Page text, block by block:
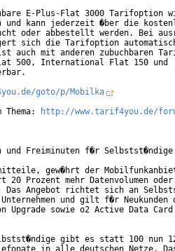
E-Plus-Flat 3000 Tarifoption
und kann jederzeit �ber die
oder abbestellt werden. Bei
sich die Tarifoption
auch mit anderen zubuchbaren
500, International Flat 150 und
goto/p/Mobilka
http://www.tarif4you.de/
und Freiminuten f�r Selbstst�ndige
gew�hrt der
20 Prozent mehr Datenvolumen
Das Angebot richtet sich an
und gilt f�r
Upgrade sowie o2 Active Data
gibt es statt 100 nun
in alle deutschen Netze.